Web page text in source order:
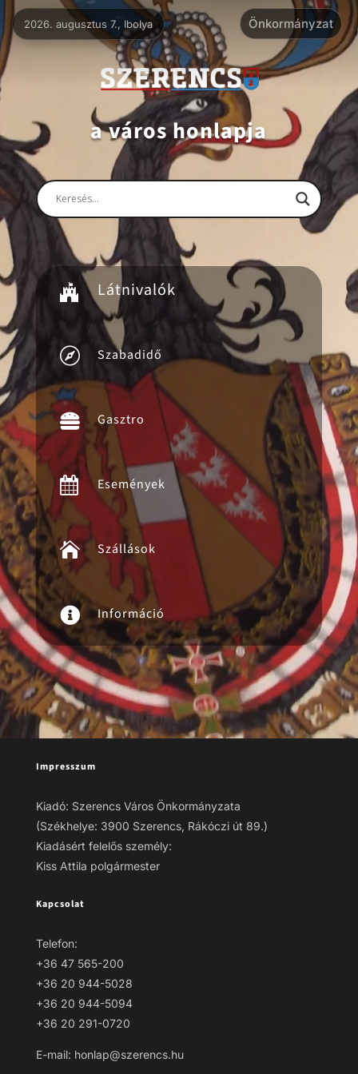
Önkormányzat
Videólejátszó
a város honlapja
 Látnivalók
 Szabadidő
 Gasztro
 Események
 Szállások
 Információ
2026. augusztus 7., Ibolya
Impresszum
Kiadó: Szerencs Város Önkormányzata
(Székhelye: 3900 Szerencs, Rákóczi út 89.)
Kiadásért felelős személy:
Kiss Attila polgármester
Kapcsolat
Telefon:
+36 47 565-200
+36 20 944-5028
+36 20 944-5094
+36 20 291-0720
E-mail: honlap@szerencs.hu